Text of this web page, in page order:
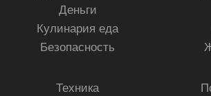
Деньги
Кулинария еда
Безопасность
Техника